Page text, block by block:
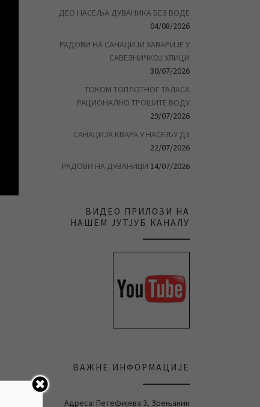
ДЕО НАСЕЉА ДУВАНИКА БЕЗ ВОДЕ
04/08/2026
РАДОВИ НА САНАЦИЈИ ХАВАРИЈЕ У
САВЕЗНИЧКОЈ УЛИЦИ
30/07/2026
ТОКОМ ТОПЛОТНОГ ТАЛАСА
РАЦИОНАЛНО ТРОШИТЕ ВОДУ
29/07/2026
САНАЦИЈА КВАРА У НАСЕЉУ Д3
22/07/2026
РАДОВИ НА ДУВАНИЦИ 14/07/2026
ВИДЕО ПРИЛОЗИ НА
НАШЕМ ЈУТЈУБ КАНАЛУ
ВАЖНЕ ИНФОРМАЦИЈЕ
Адреса: Петефијева 3, Зрењанин